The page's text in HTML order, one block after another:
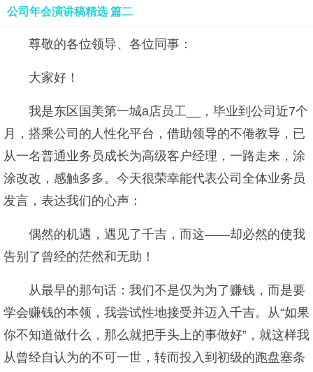
公司年会演讲稿精选 篇二
尊敬的各位领导、各位同事：
大家好！
我是东区国美第一城a店员工__，毕业到公司近7个
月，搭乘公司的人性化平台，借助领导的不倦教导，已
从一名普通业务员成长为高级客户经理，一路走来，涂
涂改改，感触多多。今天很荣幸能代表公司全体业务员
发言，表达我们的心声：
偶然的机遇，遇见了千吉，而这——却必然的使我
告别了曾经的茫然和无助！
从最早的那句话：我们不是仅为为了赚钱，而是要
学会赚钱的本领，我尝试性地接受并迈入千吉。从“如果
你不知道做什么，那么就把手头上的事做好”，就这样我
从曾经自认为的不可一世，转而投入到初级的跑盘塞条